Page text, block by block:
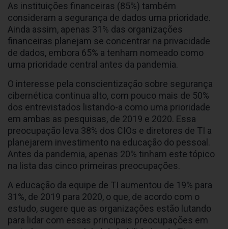
As instituições financeiras (85%) também
consideram a segurança de dados uma prioridade.
Ainda assim, apenas 31% das organizações
financeiras planejam se concentrar na privacidade
de dados, embora 65% a tenham nomeado como
uma prioridade central antes da pandemia.
O interesse pela conscientização sobre segurança
cibernética continua alto, com pouco mais de 50%
dos entrevistados listando-a como uma prioridade
em ambas as pesquisas, de 2019 e 2020. Essa
preocupação leva 38% dos CIOs e diretores de TI a
planejarem investimento na educação do pessoal.
Antes da pandemia, apenas 20% tinham este tópico
na lista das cinco primeiras preocupações.
A educação da equipe de TI aumentou de 19% para
31%, de 2019 para 2020, o que, de acordo com o
estudo, sugere que as organizações estão lutando
para lidar com essas principais preocupações em